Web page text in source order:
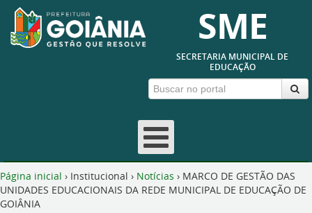
SME
SECRETARIA MUNICIPAL DE
EDUCAÇÃO
Página inicial › Institucional › Notícias › MARCO DE GESTÃO DAS
UNIDADES EDUCACIONAIS DA REDE MUNICIPAL DE EDUCAÇÃO DE
GOIÂNIA